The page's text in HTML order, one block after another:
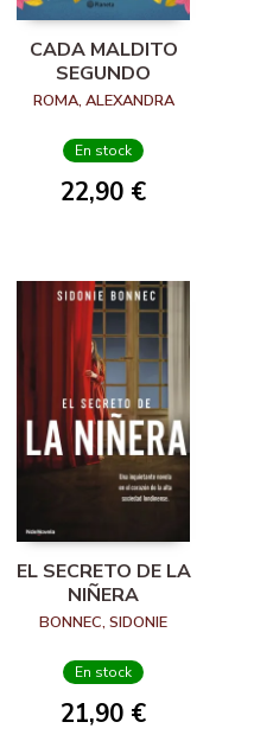
CADA MALDITO
SEGUNDO
ROMA, ALEXANDRA
En stock
22,90 €
EL SECRETO DE LA
NIÑERA
BONNEC, SIDONIE
En stock
21,90 €